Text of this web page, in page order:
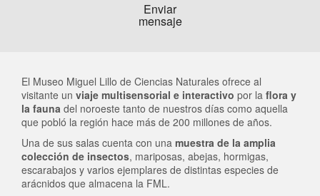
Enviar
mensaje
El Museo Miguel Lillo de Ciencias Naturales ofrece al
visitante un viaje multisensorial e interactivo por la flora y
la fauna del noroeste tanto de nuestros días como aquella
que pobló la región hace más de 200 millones de años.
Una de sus salas cuenta con una muestra de la amplia
colección de insectos, mariposas, abejas, hormigas,
escarabajos y varios ejemplares de distintas especies de
arácnidos que almacena la FML.